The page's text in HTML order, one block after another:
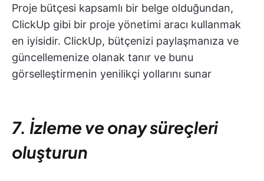
Proje bütçesi kapsamlı bir belge olduğundan,
ClickUp gibi bir proje yönetimi aracı kullanmak
en iyisidir. ClickUp, bütçenizi paylaşmanıza ve
güncellemenize olanak tanır ve bunu
görselleştirmenin yenilikçi yollarını sunar
7. İzleme ve onay süreçleri
oluşturun